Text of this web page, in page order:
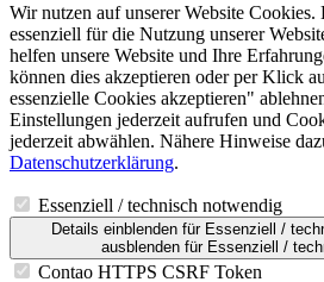
Wir nutzen auf unserer Website Cookies.
essenziell für die Nutzung unserer
helfen unsere Website und Ihre
können dies akzeptieren oder per Klick
essenzielle Cookies akzeptieren"
Einstellungen jederzeit aufrufen und
jederzeit abwählen. Nähere Hinweise
Datenschutzerklärung.
Essenziell / technisch notwendig
Details einblendenfür Essenziell /
ausblendenfür Essenziell /
Contao HTTPS CSRF Token